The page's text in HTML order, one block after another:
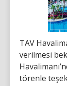
TAV
verilmesi
törenle